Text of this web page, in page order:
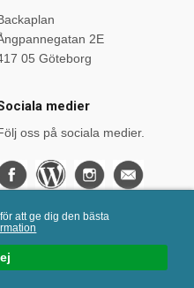
att ge dig den bästa
2E
05 Göteborg
medier
oss på sociala medier.